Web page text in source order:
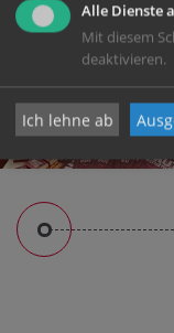
Alle Dienste
Mit diesem
deaktivieren.
Ich lehne ab